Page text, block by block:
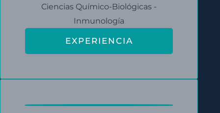
Ciencias Químico-Biológicas -
Inmunología
EXPERIENCIA